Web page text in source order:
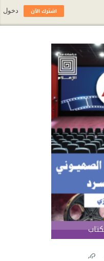
اشترك الآن دخول